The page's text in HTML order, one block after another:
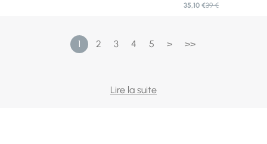
35,10 €39 €
1 2 3 4 5 > >>
C'est le bijou qui encadre le regard — et celui qu'on
Lire la suite